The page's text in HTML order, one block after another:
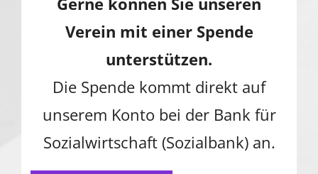
Verein mit einer Spende
unterstützen.
Die Spende kommt direkt auf
unserem Konto bei der Bank für
Sozialwirtschaft (Sozialbank) an.